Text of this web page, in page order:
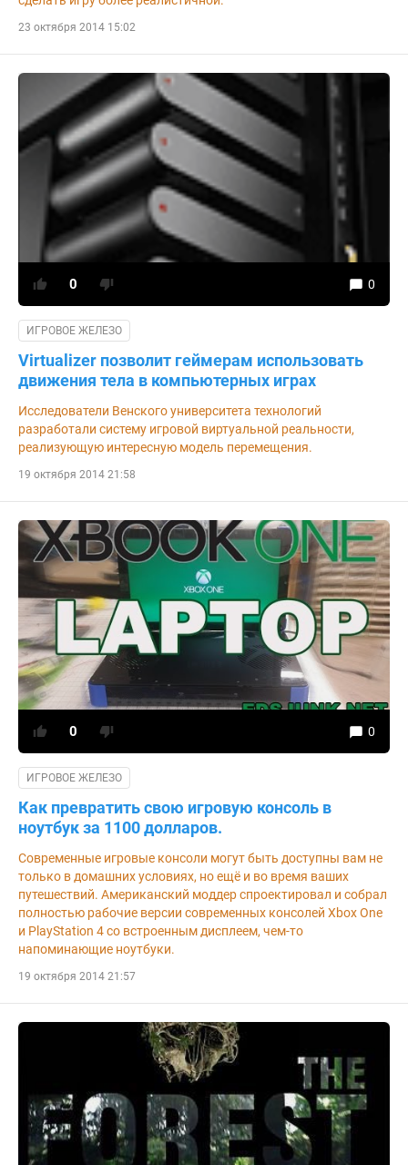
23 октября 2014 15:02
Virtualizer позволит геймерам использовать
движения тела в компьютерных играх
ИГРОВОЕ ЖЕЛЕЗО
Исследователи Венского университета технологий
разработали систему игровой виртуальной реальности,
реализующую интересную модель перемещения.
0 0
19 октября 2014 21:58
Как превратить свою игровую консоль в
ноутбук за 1100 долларов.
ИГРОВОЕ ЖЕЛЕЗО
Современные игровые консоли могут быть доступны вам не
только в домашних условиях, но ещё и во время ваших
путешествий. Американский моддер спроектировал и собрал
полностью рабочие версии современных консолей Xbox One
и PlayStation 4 со встроенным дисплеем, чем-то
напоминающие ноутбуки.
0 0
19 октября 2014 21:57